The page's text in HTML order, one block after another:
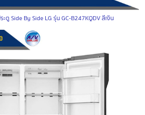
ะตู Side By Side LG รุ่น GC-B247KQDV สีเงิน